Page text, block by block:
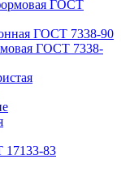
ГОСТ
ГОСТ 7338-90
ГОСТ 7338-
17133-83